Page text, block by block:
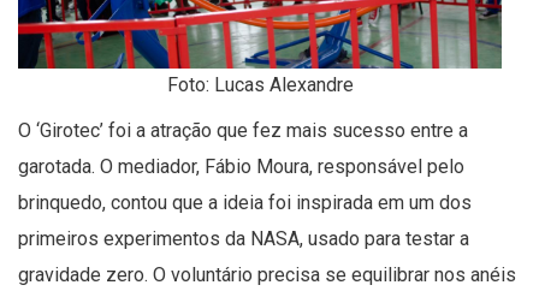
Foto: Lucas Alexandre
O ‘Girotec’ foi a atração que fez mais sucesso entre a
garotada. O mediador, Fábio Moura, responsável pelo
brinquedo, contou que a ideia foi inspirada em um dos
primeiros experimentos da NASA, usado para testar a
gravidade zero. O voluntário precisa se equilibrar nos anéis